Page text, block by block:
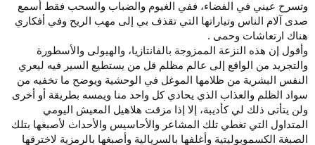
وتسرح عيني في الفضاء، ففي الغيوم والضباب والسحب فقط أسمع
صدى آلام الناس وتياراتها التي تقذف بي إلى مهب الريح وفي أفكاري
هناك ارتعاشات وحمى .
وأقول إن هذه النزعة الممزوجة بالفانتازيا، والهيولى والأسطورة
والتجريد من الواقع إلى عالم مظلم قل من يستطيع السير فيه ليعري
النفس البشرية من ظلامها الموغل في الوحشية ويوضح ما تخفيه من
سواد الظلم والعذاب الذي يحادي كل واحد منا ويمسه بطريقة أو أخرى
ولن يتأتى ذلك لي كأديبة، إلا إذا مزقت هلاهيل المعيش اليومي
المتداول التي تغطي تلك المشاعر والأحاسيس والأحداث لأصبغها بتلك
الصبغة الكسموبوليتية وأغلفها بالسريالية وأصبغها بالرمزية لاخترقها